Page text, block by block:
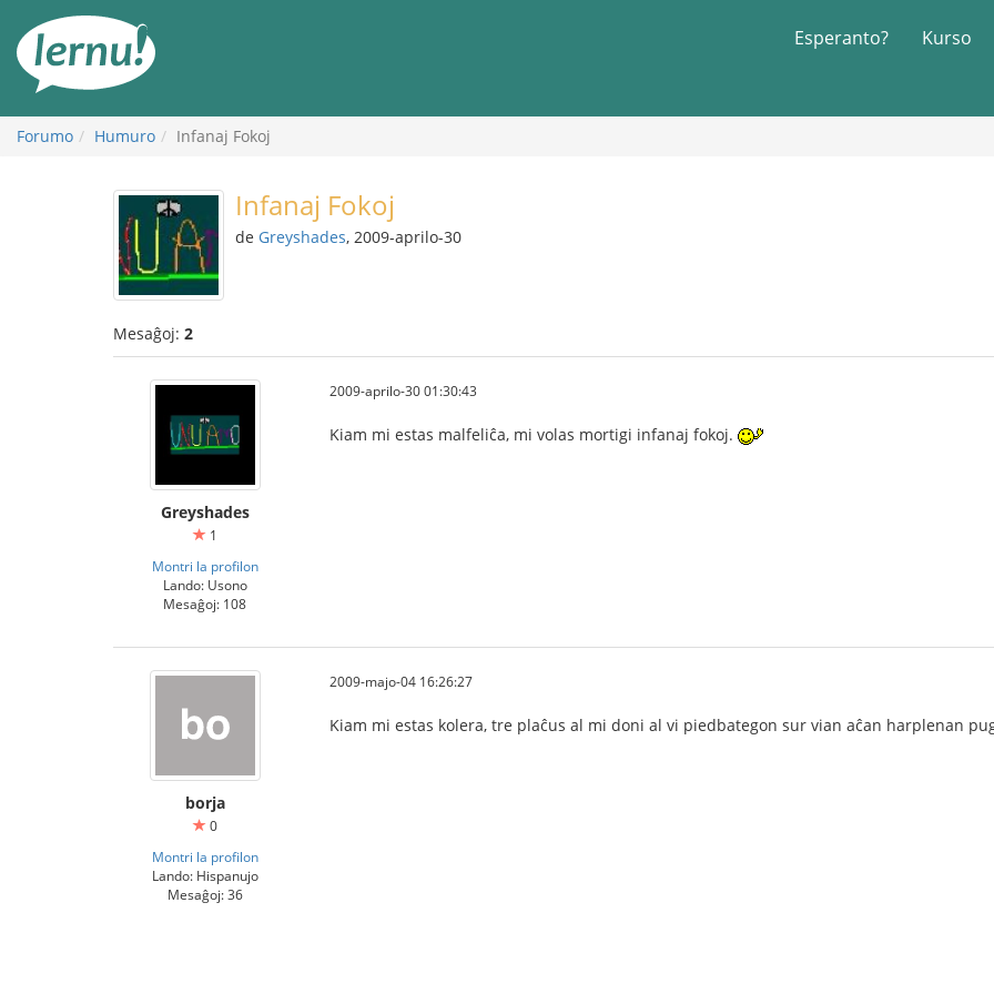
enhavo
Esperanto? Kurso
Forumo Humuro Infanaj Fokoj
Infanaj Fokoj
de Greyshades, 2009-aprilo-30
Mesaĝoj: 2
Greyshades
1
Montri la profilon
Lando: Usono
Mesaĝoj: 108
2009-aprilo-30 01:30:43
Kiam mi estas malfeliĉa, mi volas mortigi infanaj fokoj.
borja
0
Montri la profilon
Lando: Hispanujo
Mesaĝoj: 36
2009-majo-04 16:26:27
Kiam mi estas kolera, tre plaĉus al mi doni al vi piedbategon sur vian aĉan harplenan